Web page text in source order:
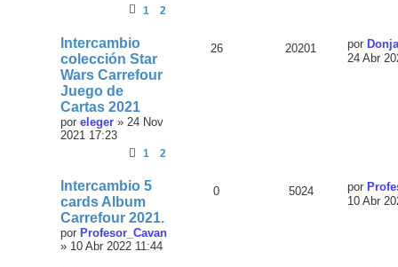
1 2
Intercambio
colección Star
Wars Carrefour
Juego de
Cartas 2021
por eleger » 24 Nov
2021 17:23
1 2
26 20201 por
24 Abr
Intercambio 5
cards Album
Carrefour 2021.
por Profesor_Cavan
» 10 Abr 2022 11:44
0 5024 por
10 Abr